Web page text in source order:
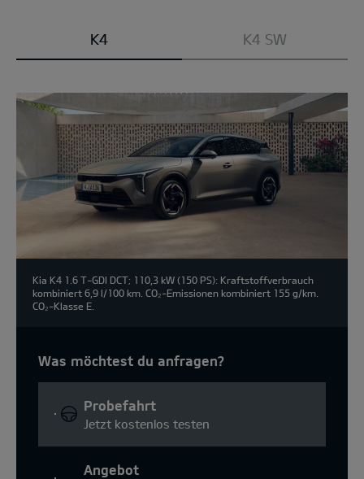
K4 K4 SW
Kia K4 1.6 T-GDI DCT; 110,3 kW (150 PS): Kraftstoffverbrauch
kombiniert 6,9 l/100 km. CO₂-Emissionen kombiniert 155 g/km.
CO₂-Klasse E.
Was möchtest du anfragen?
Probefahrt
Jetzt kostenlos testen
Angebot